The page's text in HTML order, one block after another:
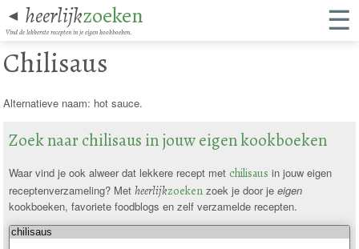
◄ heerlijkzoeken
Vind de lekkerste recepten in je eigen kookboeken. ☰
Chilisaus
Alternatieve naam: hot sauce.
Zoek naar chilisaus in jouw eigen kookboeken
Waar vind je ook alweer dat lekkere recept met chilisaus in jouw eigen
receptenverzameling? Met heerlijkzoeken zoek je door je eigen
kookboeken, favoriete foodblogs en zelf verzamelde recepten.